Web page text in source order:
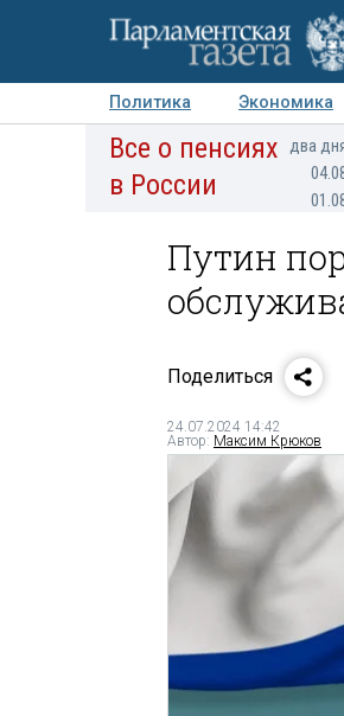
Политика Экономика
Авторы Персоны
Все о пенсиях
в России
два
Путин
Поделиться
24.07.2024 14:42
Автор: Максим Крюков